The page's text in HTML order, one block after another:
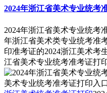
2024年浙江省美术专业统考
2024年浙江省美术专业统考
年浙江省美术类专业统考准
印准考证的2024浙江美术考
江省美术专业统考准考证打